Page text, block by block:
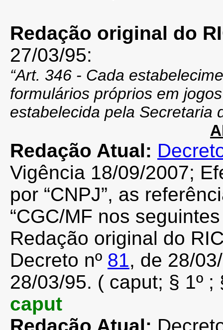
Redação original do
27/03/95:
“Art. 346 - Cada
formulários próprios em
estabelecida pela Secretaria
Redação Atual:
Vigência 18/09/2007;
por “CNPJ”, as
“CGC/MF nos
Redação original do
Decreto nº 81, de 28/
28/03/95. ( caput; § 1º ;
caput